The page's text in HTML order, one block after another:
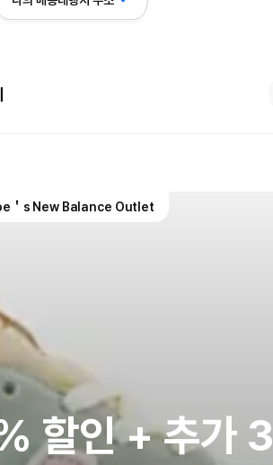
＇s New Balance Outlet
할인 + 추가